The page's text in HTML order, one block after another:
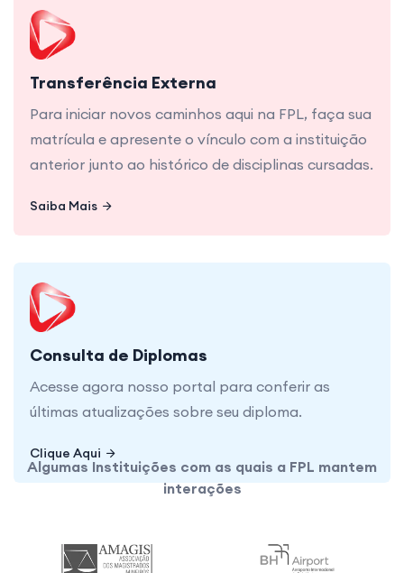
Transferência Externa
Para iniciar novos caminhos aqui na FPL, faça sua
matrícula e apresente o vínculo com a instituição
anterior junto ao histórico de disciplinas cursadas.
Saiba Mais
Para iniciar novos caminhos aqui na FPL, faça sua
matrícula e apresente o vínculo com a instituição
anterior junto ao histórico de disciplinas cursadas.
Consulta de Diplomas
Acesse agora nosso portal para conferir as
últimas atualizações sobre seu diploma.
Clique Aqui
Algumas Instituições com as quais a FPL mantem
interações